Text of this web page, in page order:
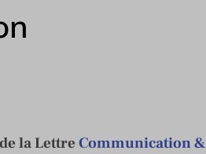
la Lettre Communication &